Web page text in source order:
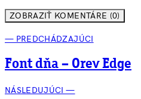
ZOBRAZIŤ KOMENTÁRE (0)
— PREDCHÁDZAJÚCI
Font dňa – Orev Edge
NÁSLEDUJÚCI —